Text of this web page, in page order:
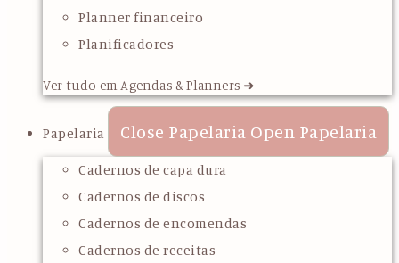
Planner financeiro
Planificadores
Ver tudo em Agendas & Planners ➜
Papelaria Close Papelaria Open Papelaria
Cadernos de capa dura
Cadernos de discos
Cadernos de encomendas
Cadernos de receitas